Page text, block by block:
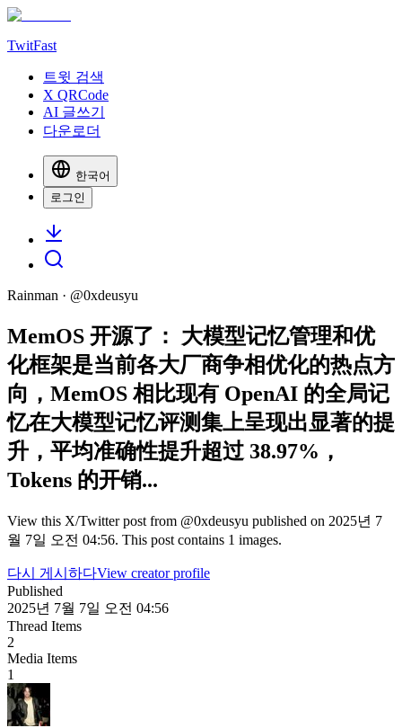
TwitFast
트윗 검색
X QRCode
AI 글쓰기
다운로더
한국어
로그인
Rainman · @0xdeusyu
MemOS 开源了： 大模型记忆管理和优
化框架是当前各大厂商争相优化的热点方
向，MemOS 相比现有 OpenAI 的全局记
忆在大模型记忆评测集上呈现出显著的提
升，平均准确性提升超过 38.97%，
Tokens 的开销...
View this X/Twitter post from @0xdeusyu published on 2025년 7
월 7일 오전 04:56. This post contains 1 images.
다시 게시하다View creator profile
Published
2025년 7월 7일 오전 04:56
Thread Items
2
Media Items
1